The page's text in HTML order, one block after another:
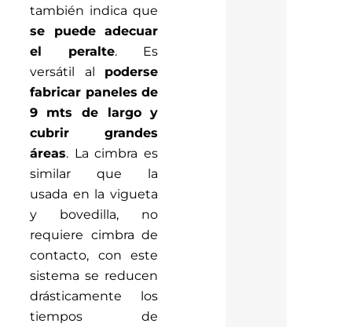
también indica que
se puede adecuar
el peralte. Es
versátil al poderse
fabricar paneles de
9 mts de largo y
cubrir grandes
áreas. La cimbra es
similar que la
usada en la vigueta
y bovedilla, no
requiere cimbra de
contacto, con este
sistema se reducen
drásticamente los
tiempos de